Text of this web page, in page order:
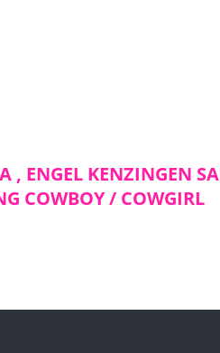
, ENGEL KENZINGEN
COWBOY / COWGIRL